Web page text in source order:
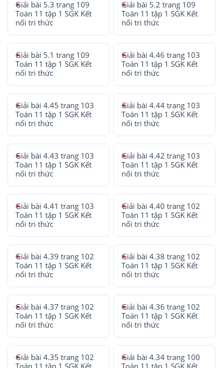
Giải bài 5.3 trang 109
Toán 11 tập 1 SGK Kết
nối tri thức
Giải bài 5.2 trang 109
Toán 11 tập 1 SGK Kết
nối tri thức
Giải bài 5.1 trang 109
Toán 11 tập 1 SGK Kết
nối tri thức
Giải bài 4.46 trang 103
Toán 11 tập 1 SGK Kết
nối tri thức
Giải bài 4.45 trang 103
Toán 11 tập 1 SGK Kết
nối tri thức
Giải bài 4.44 trang 103
Toán 11 tập 1 SGK Kết
nối tri thức
Giải bài 4.43 trang 103
Toán 11 tập 1 SGK Kết
nối tri thức
Giải bài 4.42 trang 103
Toán 11 tập 1 SGK Kết
nối tri thức
Giải bài 4.41 trang 103
Toán 11 tập 1 SGK Kết
nối tri thức
Giải bài 4.40 trang 102
Toán 11 tập 1 SGK Kết
nối tri thức
Giải bài 4.39 trang 102
Toán 11 tập 1 SGK Kết
nối tri thức
Giải bài 4.38 trang 102
Toán 11 tập 1 SGK Kết
nối tri thức
Giải bài 4.37 trang 102
Toán 11 tập 1 SGK Kết
nối tri thức
Giải bài 4.36 trang 102
Toán 11 tập 1 SGK Kết
nối tri thức
Giải bài 4.35 trang 102
Giải bài 4.34 trang 100